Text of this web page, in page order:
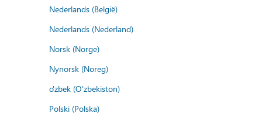
Nederlands (België)
Nederlands (Nederland)
Norsk (Norge)
Nynorsk (Noreg)
o'zbek (O'zbekiston)
Polski (Polska)